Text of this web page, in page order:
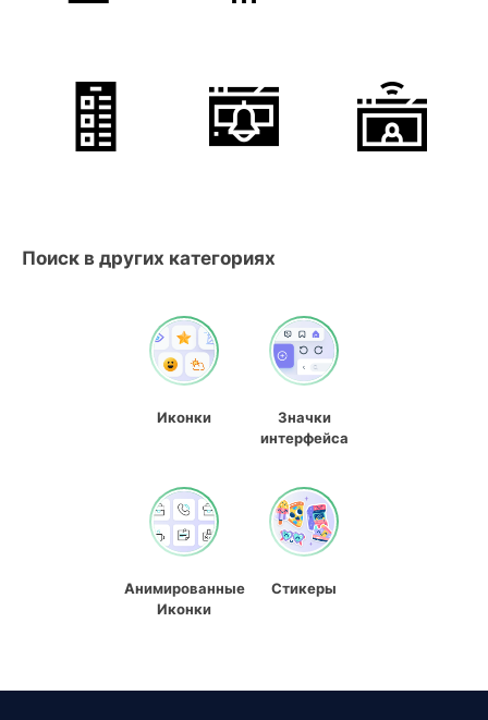
Поиск в других категориях
Иконки
Значки
интерфейса
Анимированные
Иконки
Стикеры